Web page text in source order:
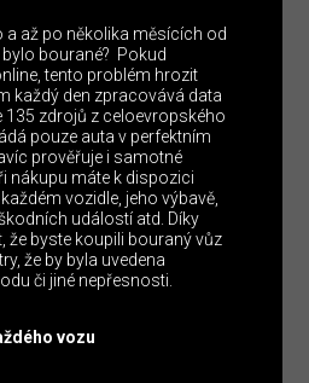
a až po několika měsících od
bylo bourané? Pokud
tento problém hrozit
každý den zpracovává data
135 zdrojů z celoevropského
pouze auta v perfektním
prověřuje i samotné
nákupu máte k dispozici
vozidle, jeho výbavě,
událostí atd. Díky
že byste koupili bouraný vůz
že by byla uvedena
či jiné nepřesnosti.
vozu